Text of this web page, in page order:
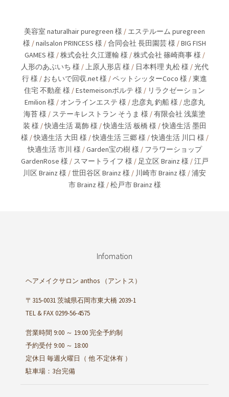
美容室 naturalhair puregreen 様 / エステルーム puregreen
様 /nailsalon PRINCESS 様 /合同会社 長田園芸 様 /BIG FISH
GAMES 様 /株式会社 久江運輸 様 /株式会社 篠崎商事 様 /
人形のあぶいち 様 /上原人形店 様 / 日本料理 丸松 様 /光代
行 様 / おもいで回収.net 様 /ペットシッターCoco 様 /東進
住宅 不動産 様 /Estemeisonポルテ 様 / リラクゼーション
Emilion 様 / オンラインエステ 様 /忠彦丸 釣船 様 /忠彦丸
海苔 様 / ステーキレストラン そうま 様 /有限会社 浅葉塗
装 様 /快適生活 葛飾 様 /快適生活 板橋 様 /快適生活 墨田
様 /快適生活 大田 様 /快適生活 三郷 様 /快適生活 川口 様 /
快適生活 市川 様 /Garden宝の樹 様 / フラワーショップ
GardenRose 様 / スマートライフ 様 / 足立区 Brainz 様 /江戸
川区 Brainz 様 /世田谷区 Brainz 様 / 川崎市 Brainz 様 /浦安
市 Brainz 様 /松戸市 Brainz 様
Infomation
ヘアメイクサロン anthos （アントス）
〒315-0031 茨城県石岡市東大橋 2039-1
TEL & FAX 0299-56-4575
営業時間 9:00 ～ 19:00 完全予約制
予約受付 9:00 ～ 18:00
定休日 毎週火曜日（ 他 不定休有 ）
駐車場：3台完備